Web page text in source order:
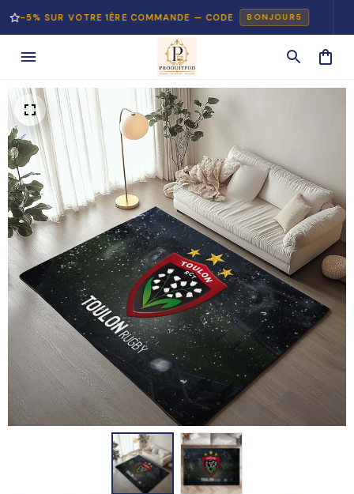
VOTRE 1ÈRE COMMANDE — CODE BONJOUR5